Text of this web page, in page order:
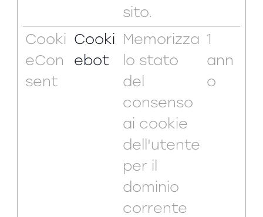
sito.
Cooki
eCon
sent
Cooki
ebot
Memorizza
lo stato
del
consenso
ai cookie
dell'utente
per il
dominio
corrente
1
ann
o